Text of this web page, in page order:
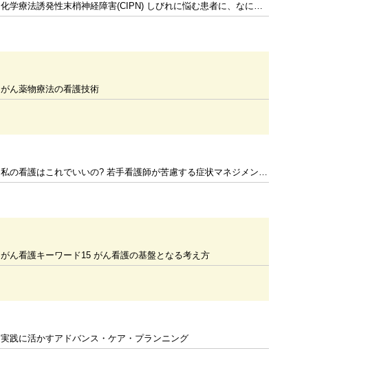
化学療法誘発性末梢神経障害(CIPN) しびれに悩む患者に、なにができるか
がん薬物療法の看護技術
私の看護はこれでいいの? 若手看護師が苦慮する症状マネジメントのコツ
がん看護キーワード15 がん看護の基盤となる考え方
実践に活かすアドバンス・ケア・プランニング